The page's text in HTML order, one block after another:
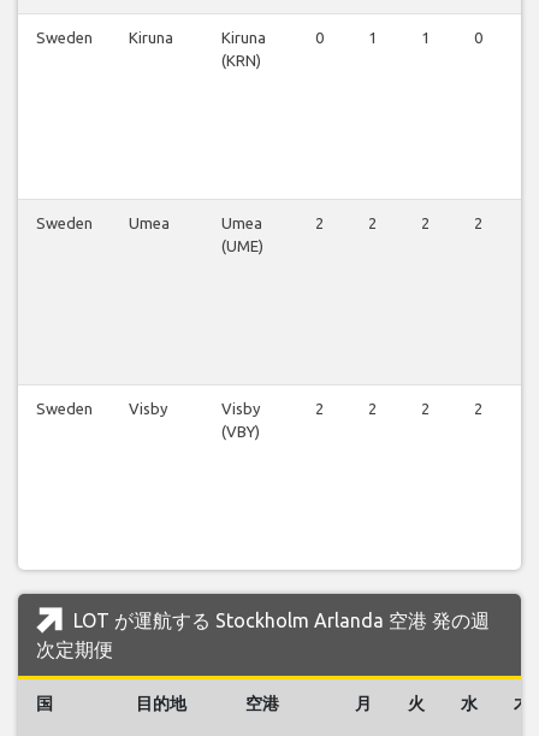
Sweden Kiruna
Kiruna
(KRN)
0 1 1 0
Sweden Umea
Umea
(UME)
2 2 2 2
Sweden Visby
Visby
(VBY)
2 2 2 2
LOT が運航する Stockholm Arlanda 空港 発の週
次定期便
国 目的地 空港 月 火 水 木